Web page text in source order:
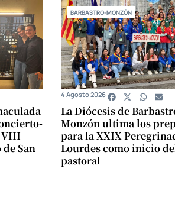
VIII
San
BARBASTRO-MONZÓN
La Diócesis de
Monzón ultima los
para la XXIX
Lourdes como inicio
pastoral
4 Agosto 2026